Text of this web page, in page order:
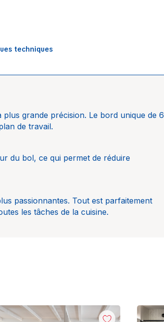
techniques
grande précision. Le bord unique de 6
de travail.
du bol, ce qui permet de réduire
passionnantes. Tout est parfaitement
les tâches de la cuisine.
Franke